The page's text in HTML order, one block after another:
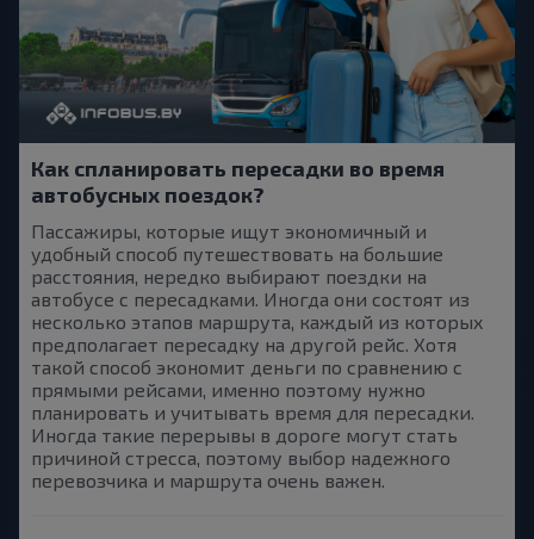
Как спланировать пересадки во время
автобусных поездок?
Пассажиры, которые ищут экономичный и
удобный способ путешествовать на большие
расстояния, нередко выбирают поездки на
автобусе с пересадками. Иногда они состоят из
несколько этапов маршрута, каждый из которых
предполагает пересадку на другой рейс. Хотя
такой способ экономит деньги по сравнению с
прямыми рейсами, именно поэтому нужно
планировать и учитывать время для пересадки.
Иногда такие перерывы в дороге могут стать
причиной стресса, поэтому выбор надежного
перевозчика и маршрута очень важен.